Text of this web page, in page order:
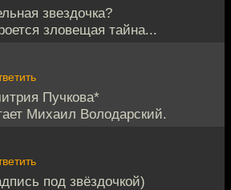
звездочка?
зловещая тайна...
Пучкова*
Михаил Володарский.
под звёздочкой)